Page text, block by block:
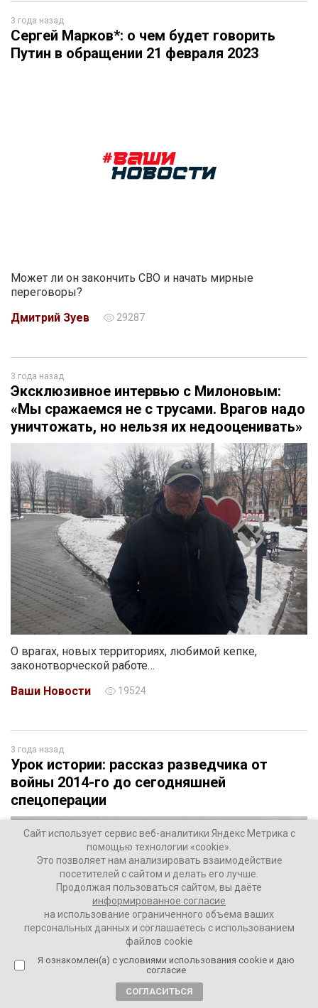
3 года назад
Сергей Марков*: о чем будет говорить
Путин в обращении 21 февраля 2023
Может ли он закончить СВО и начать мирные
переговоры?
Дмитрий Зуев
29287
3 года назад
Эксклюзивное интервью с Милоновым:
«Мы сражаемся не с трусами. Врагов надо
уничтожать, но нельзя их недооценивать»
О врагах, новых территориях, любимой кепке,
законотворческой работе…
Ваши Новости
19524
3 года назад
Урок истории: рассказ разведчика от
войны 2014-го до сегодняшней
спецоперации
Сайт использует сервис веб-аналитики Яндекс Метрика с
помощью технологии «cookie».
Это позволяет нам анализировать взаимодействие
посетителей с сайтом и делать его лучше.
Продолжая пользоваться сайтом, вы даёте
информированное согласие
на использование ограниченного объема ваших
персональных данных и соглашаетесь с использованием
файлов cookie
Я ознакомлен(а) с условиями использования cookie и даю
согласие
СОГЛАСИТЬСЯ